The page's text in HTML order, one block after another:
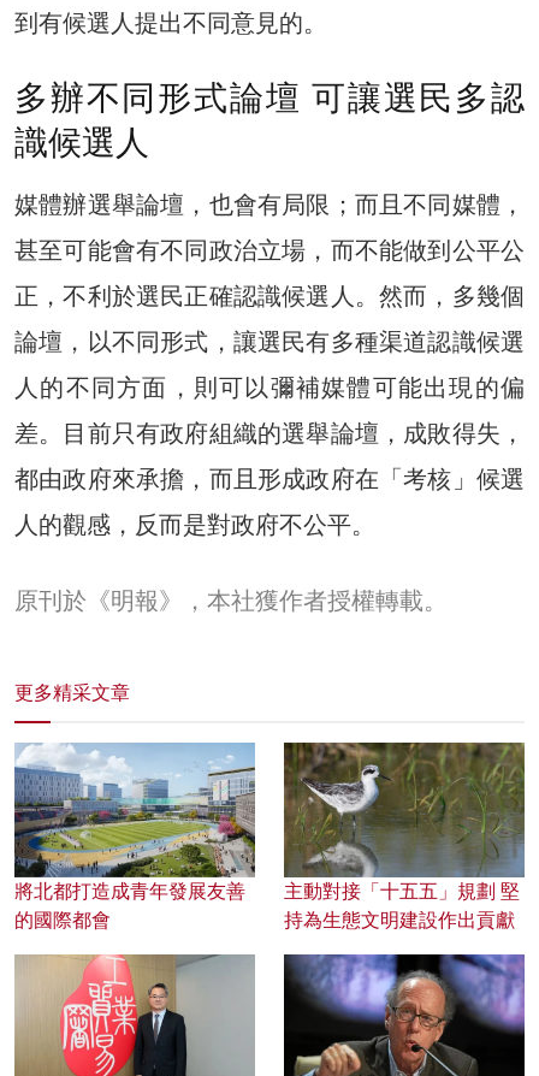
到有候選人提出不同意見的。
多辦不同形式論壇 可讓選民多認
識候選人
媒體辦選舉論壇，也會有局限；而且不同媒體，
甚至可能會有不同政治立場，而不能做到公平公
正，不利於選民正確認識候選人。然而，多幾個
論壇，以不同形式，讓選民有多種渠道認識候選
人的不同方面，則可以彌補媒體可能出現的偏
差。目前只有政府組織的選舉論壇，成敗得失，
都由政府來承擔，而且形成政府在「考核」候選
人的觀感，反而是對政府不公平。
原刊於《明報》，本社獲作者授權轉載。
更多精采文章
將北都打造成青年發展友善
的國際都會
主動對接「十五五」規劃 堅
持為生態文明建設作出貢獻